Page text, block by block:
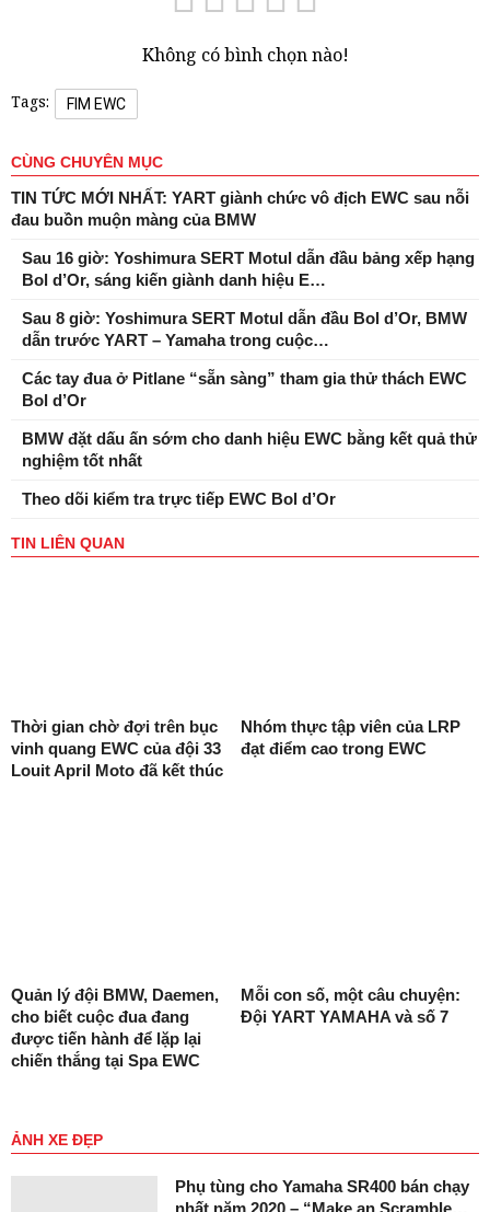
Không có bình chọn nào!
Tags: FIM EWC
CÙNG CHUYÊN MỤC
TIN TỨC MỚI NHẤT: YART giành chức vô địch EWC sau nỗi
đau buồn muộn màng của BMW
Sau 16 giờ: Yoshimura SERT Motul dẫn đầu bảng xếp hạng
Bol d’Or, sáng kiến ​​giành danh hiệu E…
Sau 8 giờ: Yoshimura SERT Motul dẫn đầu Bol d’Or, BMW
dẫn trước YART – Yamaha trong cuộc…
Các tay đua ở Pitlane “sẵn sàng” tham gia thử thách EWC
Bol d’Or
BMW đặt dấu ấn sớm cho danh hiệu EWC bằng kết quả thử
nghiệm tốt nhất
Theo dõi kiểm tra trực tiếp EWC Bol d’Or
TIN LIÊN QUAN
Thời gian chờ đợi trên bục
vinh quang EWC của đội 33
Louit April Moto đã kết thúc
Nhóm thực tập viên của LRP
đạt điểm cao trong EWC
Quản lý đội BMW, Daemen,
cho biết cuộc đua đang
được tiến hành để lặp lại
chiến thắng tại Spa EWC
Mỗi con số, một câu chuyện:
Đội YART YAMAHA và số 7
ẢNH XE ĐẸP
Phụ tùng cho Yamaha SR400 bán chạy
nhất năm 2020 – “Make an Scramble…